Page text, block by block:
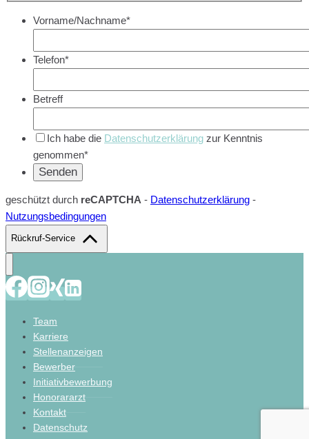
Vorname/Nachname*
Telefon*
Betreff
Ich habe die Datenschutzerklärung zur Kenntnis
genommen*
geschützt durch reCAPTCHA - Datenschutzerklärung -
Nutzungsbedingungen
Rückruf-Service
Team
Karriere
Stellenanzeigen
Bewerber
Initiativbewerbung
Honorararzt
Kontakt
Datenschutz